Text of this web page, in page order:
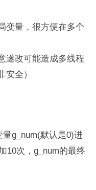
变量，很方便在多个
遂改可能造成多线程
安全）
g_num(默认是0)进
10次，g_num的最终